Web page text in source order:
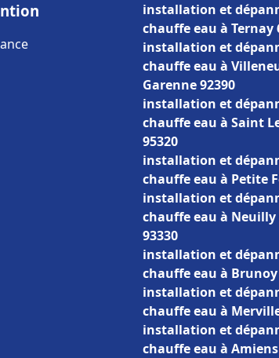
installation et
chauffe eau à Ternay
installation et
chauffe eau à
Garenne 92390
installation et
chauffe eau à Saint
95320
installation et
chauffe eau à Petite
installation et
chauffe eau à
93330
installation et
chauffe eau à Brunoy
installation et
chauffe eau à
installation et
chauffe eau à Amiens